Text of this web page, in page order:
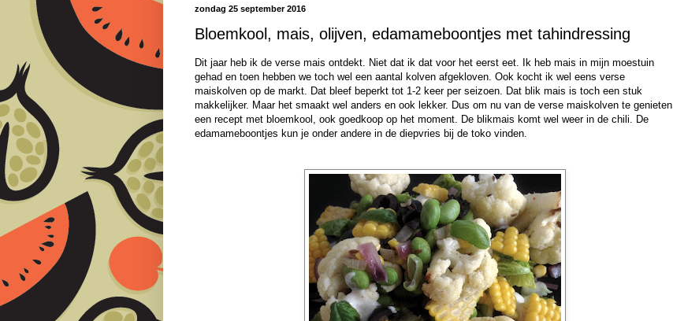
zondag 25 september 2016
Bloemkool, mais, olijven, edamameboontjes met tahindressing
Dit jaar heb ik de verse mais ontdekt. Niet dat ik dat voor het eerst eet. Ik heb mais in mijn moestuin
gehad en toen hebben we toch wel een aantal kolven afgekloven. Ook kocht ik wel eens verse
maiskolven op de markt. Dat bleef beperkt tot 1-2 keer per seizoen. Dat blik mais is toch een stuk
makkelijker. Maar het smaakt wel anders en ook lekker. Dus om nu van de verse maiskolven te genieten
een recept met bloemkool, ook goedkoop op het moment. De blikmais komt wel weer in de chili. De
edamameboontjes kun je onder andere in de diepvries bij de toko vinden.